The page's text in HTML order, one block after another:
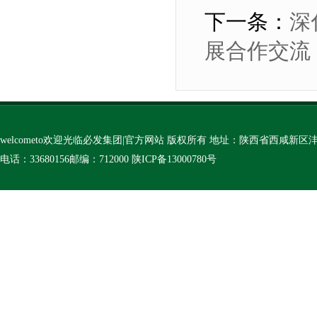
下一条： 深
展合作交流
welcometo欢迎光临必发集团|官方网站 版权所有 地址：陕西省西咸新区
电话：33680156邮编：712000 陕ICP备13000780号